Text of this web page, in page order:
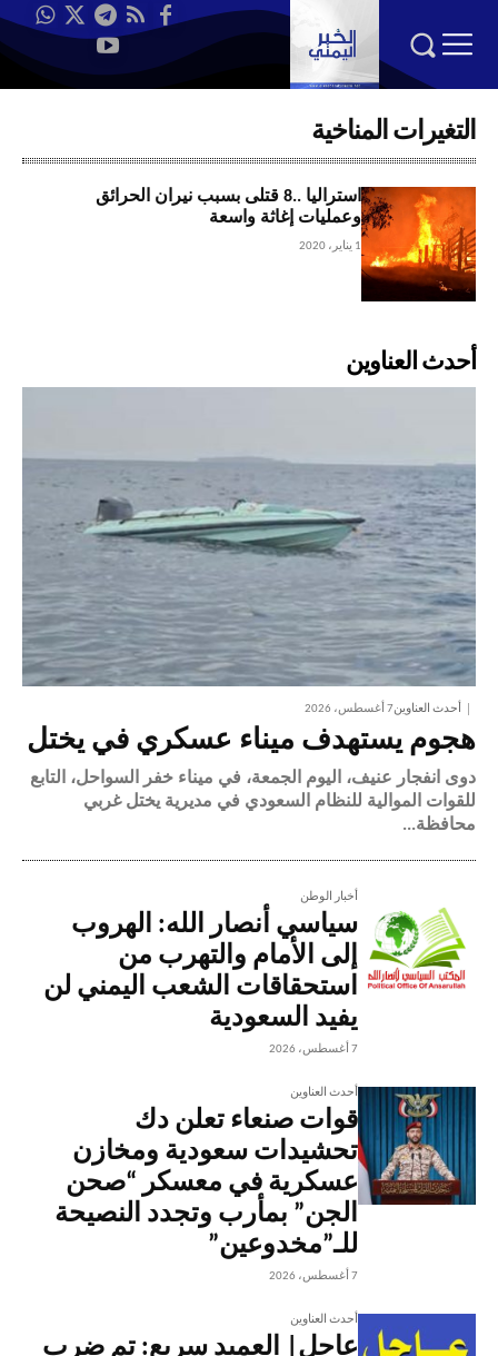
التغيرات المناخية
استراليا ..8 قتلى بسبب نيران الحرائق
وعمليات إغاثة واسعة
1 يناير، 2020
أحدث العناوين
أحدث العناوين7 أغسطس، 2026
هجوم يستهدف ميناء عسكري في يختل
دوى انفجار عنيف، اليوم الجمعة، في ميناء خفر السواحل، التابع
للقوات الموالية للنظام السعودي في مديرية يختل غربي
محافظة...
أخبار الوطن
سياسي أنصار الله: الهروب
إلى الأمام والتهرب من
استحقاقات الشعب اليمني لن
يفيد السعودية
7 أغسطس، 2026
أحدث العناوين
قوات صنعاء تعلن دك
تحشيدات سعودية ومخازن
عسكرية في معسكر “صحن
الجن” بمأرب وتجدد النصيحة
للـ”مخدوعين”
7 أغسطس، 2026
أحدث العناوين
عاجل| العميد سريع: تم ضرب